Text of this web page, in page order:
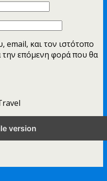
και τον ιστότοπο
την επόμενη φορά που θα
version